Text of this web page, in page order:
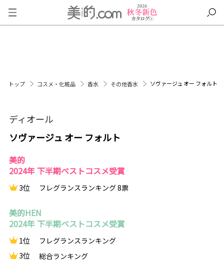
トップ コスメ・化粧品 香水 その他香水 ソヴァージュ オー フォルト
ディオール
ソヴァージュ オー フォルト
美的
2024年 下半期ベストコスメ受賞
3位 フレグランスランキング 8票
美的HEN
2024年 下半期ベストコスメ受賞
1位
フレグランスランキング
3位
総合ランキング